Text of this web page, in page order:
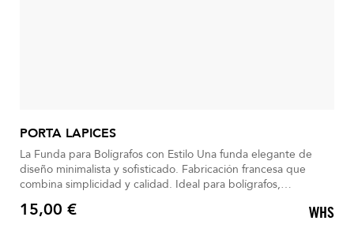
PORTA LAPICES
La Funda para Bolígrafos con Estilo Una funda elegante de
diseño minimalista y sofisticado. Fabricación francesa que
combina simplicidad y calidad. Ideal para bolígrafos,
cualquier bolso. Cierre suave con logo BG, que aporta un
Precio
15,00 € WHS